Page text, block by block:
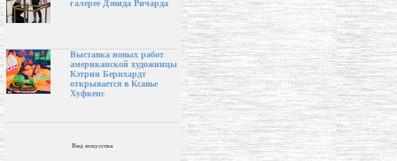
галерее Дэвида Ричарда
Выставка новых работ
американской художницы
Кэтрин Бернхардт
открывается в Ксавье
Хуфкенс
Вид искусства